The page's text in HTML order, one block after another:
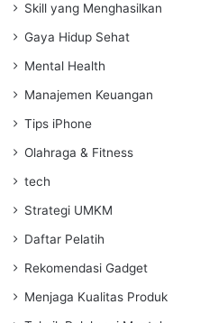
Skill yang Menghasilkan
Gaya Hidup Sehat
Mental Health
Manajemen Keuangan
Tips iPhone
Olahraga & Fitness
tech
Strategi UMKM
Daftar Pelatih
Rekomendasi Gadget
Menjaga Kualitas Produk